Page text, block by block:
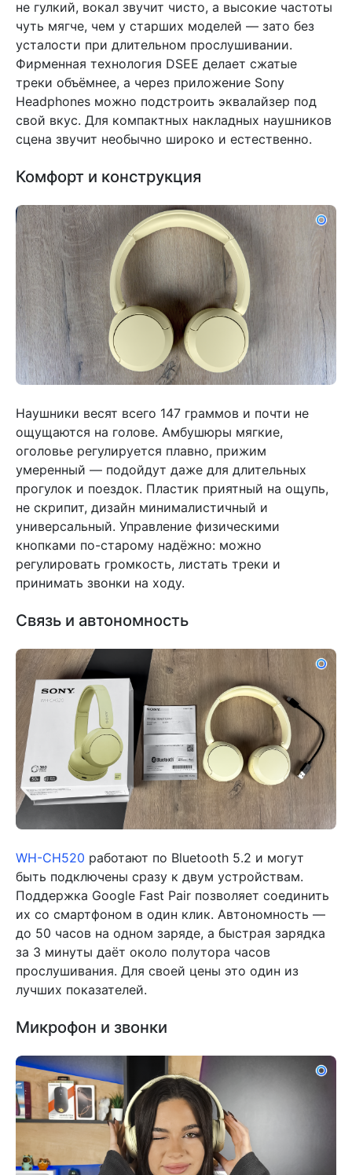
не гулкий, вокал звучит чисто, а высокие частоты
чуть мягче, чем у старших моделей — зато без
усталости при длительном прослушивании.
Фирменная технология DSEE делает сжатые
треки объёмнее, а через приложение Sony
Headphones можно подстроить эквалайзер под
свой вкус. Для компактных накладных наушников
сцена звучит необычно широко и естественно.
Комфорт и конструкция
Наушники весят всего 147 граммов и почти не
ощущаются на голове. Амбушюры мягкие,
оголовье регулируется плавно, прижим
умеренный — подойдут даже для длительных
прогулок и поездок. Пластик приятный на ощупь,
не скрипит, дизайн минималистичный и
универсальный. Управление физическими
кнопками по-старому надёжно: можно
регулировать громкость, листать треки и
принимать звонки на ходу.
Связь и автономность
WH-CH520 работают по Bluetooth 5.2 и могут
быть подключены сразу к двум устройствам.
Поддержка Google Fast Pair позволяет соединить
их со смартфоном в один клик. Автономность —
до 50 часов на одном заряде, а быстрая зарядка
за 3 минуты даёт около полутора часов
прослушивания. Для своей цены это один из
лучших показателей.
Микрофон и звонки